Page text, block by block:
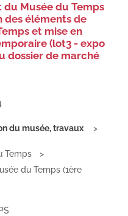
Musée du Temps
des éléments de
et mise en
(lot3 - expo
dossier de marché
du musée, travaux
Temps
du Temps (1ère